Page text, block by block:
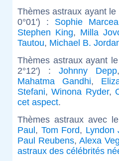
Thèmes astraux ayant
0°01') : Sophie
Stephen King, Milla
Tautou, Michael B.
Thèmes astraux ayant
2°12') : Johnny Depp
Mahatma Gandhi,
Stefani,Winona Ryder,
cet aspect.
Thèmes astraux avec
Paul, Tom Ford, Lyndon
Paul Reubens,Alexa
astraux des célébrités